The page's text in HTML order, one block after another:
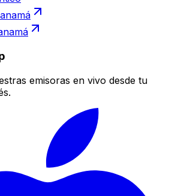
emisoras en vivo desde tu